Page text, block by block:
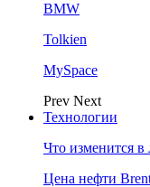
BMW
Tolkien
MySpace
Prev Next
Технологии
Что изменится
Цена нефти